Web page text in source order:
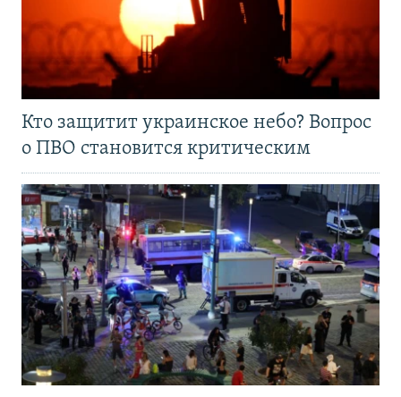
Кто защитит украинское небо? Вопрос
о ПВО становится критическим